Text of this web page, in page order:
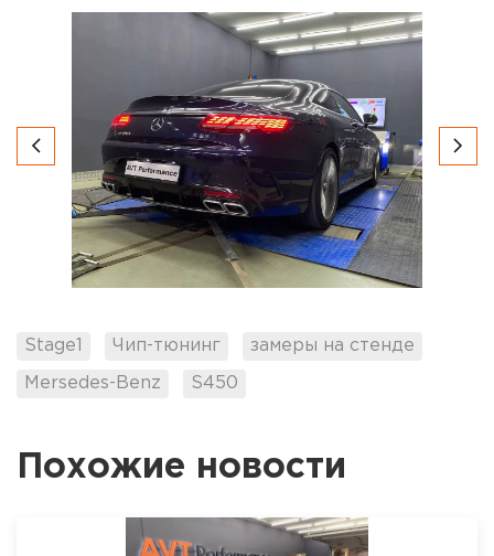
Stage1 Чип-тюнинг замеры на стенде
Mersedes-Benz S450
Похожие новости